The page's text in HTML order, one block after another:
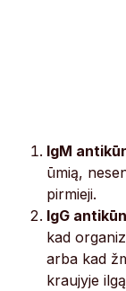
IgM
ūmią,
pirmieji.
IgG
kad
arba kad
kraujyje